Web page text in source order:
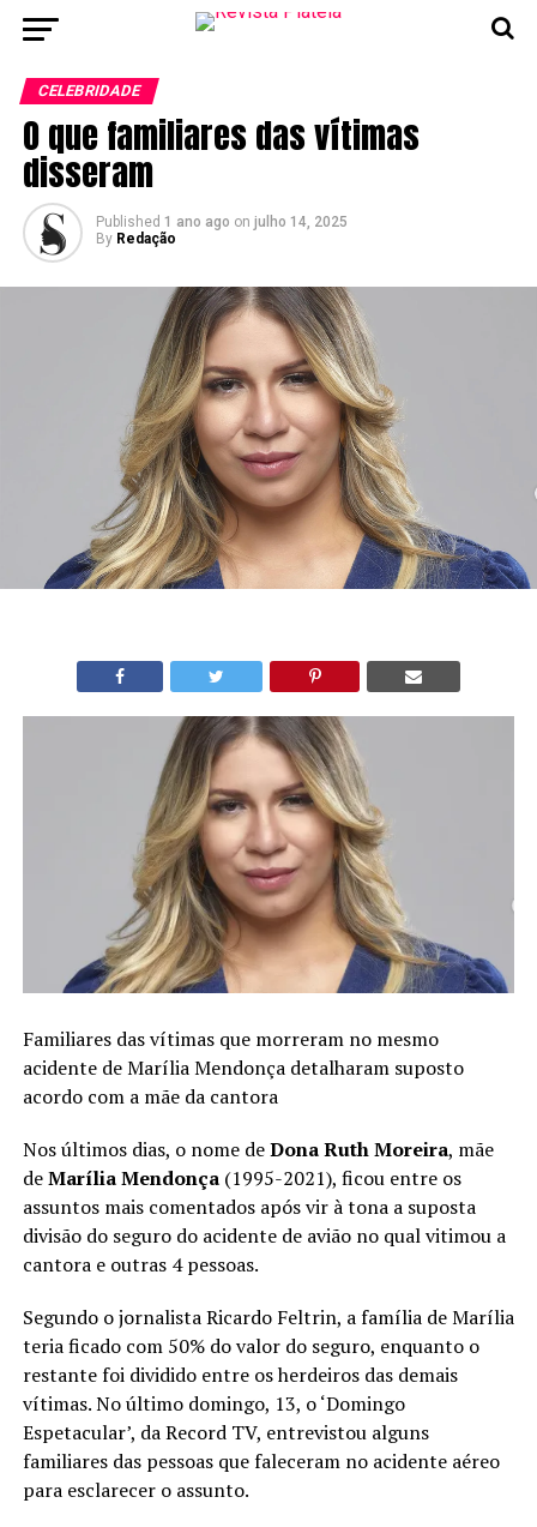
CELEBRIDADE
O que familiares das vítimas
disseram
Published 1 ano ago on julho 14, 2025
By Redação
Familiares das vítimas que morreram no mesmo
acidente de Marília Mendonça detalharam suposto
acordo com a mãe da cantora
Nos últimos dias, o nome deDona Ruth Moreira, mãe
deMarília Mendonça(1995-2021), ficou entre os
assuntos mais comentados após vir à tona a suposta
divisão do seguro do acidente de avião no qual vitimou a
cantora e outras 4 pessoas.
Segundo o jornalista Ricardo Feltrin, a família de Marília
teria ficado com 50% do valor do seguro, enquanto o
restante foi dividido entre os herdeiros das demais
vítimas. No último domingo, 13, o ‘Domingo
Espetacular’, da Record TV, entrevistou alguns
familiares das pessoas que faleceram no acidente aéreo
para esclarecer o assunto.